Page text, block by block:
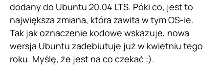
dodany do Ubuntu 20.04 LTS. Póki co, jest to
największa zmiana, która zawita w tym OS-ie.
Tak jak oznaczenie kodowe wskazuje, nowa
wersja Ubuntu zadebiutuje już w kwietniu tego
roku. Myślę, że jest na co czekać :).